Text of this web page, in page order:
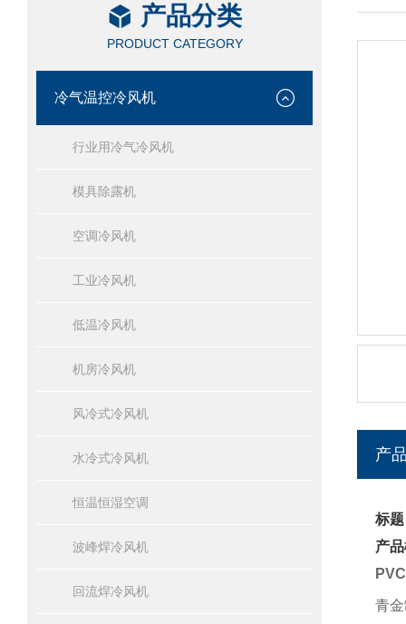
产品分类
PRODUCT CATEGORY
冷气温控冷风机
行业用冷气冷风机
模具除露机
空调冷风机
工业冷风机
低温冷风机
机房冷风机
风冷式冷风机
水冷式冷风机
恒温恒湿空调
波峰焊冷风机
回流焊冷风机
/
产
标
产
青